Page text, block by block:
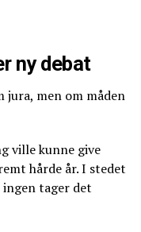
ny debat
jura, men om måden
ville kunne give
hårde år. I stedet
tager det